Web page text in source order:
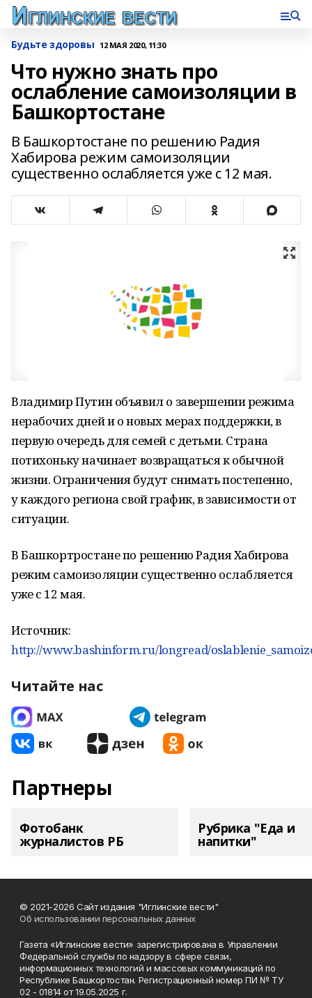
Будьте здоровы 12 МАЯ 2020, 11:30
Что нужно знать про
ослабление самоизоляции в
Башкортостане
В Башкортостане по решению Радия
Хабирова режим самоизоляции
существенно ослабляется уже с 12 мая.
Владимир Путин объявил о завершении режима
нерабочих дней и о новых мерах поддержки, в
первую очередь для семей с детьми. Страна
потихоньку начинает возвращаться к обычной
жизни. Ограничения будут снимать постепенно,
у каждого региона свой график, в зависимости от
ситуации.
В Башкортростане по решению Радия Хабирова
режим самоизоляции существенно ослабляется
уже с 12 мая.
Источник:
http://www.bashinform.ru/longread/
Читайте нас
Партнеры
Фотобанк
журналистов РБ
Рубрика "Еда и
напитки"
© 2021-2026 Сайт издания "Иглинские вести"
Об использовании персональных данных
Газета «Иглинские вести» зарегистрирована в Управлении
Федеральной службы по надзору в сфере связи,
информационных технологий и массовых коммуникаций по
Республике Башкортостан. Регистрационный номер ПИ № ТУ
02 - 01814 от 19.05.2025 г.